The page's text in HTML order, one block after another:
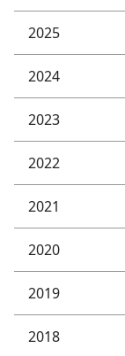
2025
2024
2023
2022
2021
2020
2019
2018